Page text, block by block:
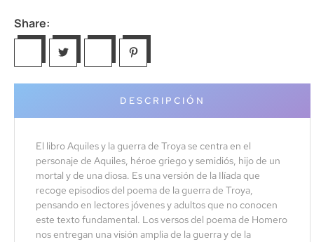
Share:
DESCRIPCIÓN
El libro Aquiles y la guerra de Troya se centra en el
personaje de Aquiles, héroe griego y semidiós, hijo de un
mortal y de una diosa. Es una versión de la Ilíada que
recoge episodios del poema de la guerra de Troya,
pensando en lectores jóvenes y adultos que no conocen
este texto fundamental. Los versos del poema de Homero
nos entregan una visión amplia de la guerra y de la